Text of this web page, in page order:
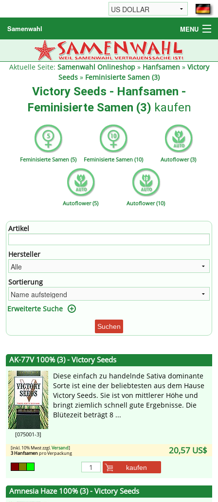
Samenwahl MENU
Hanfsamen
Weitere Produkte
Reseller
Aktuelle Seite: Samenwahl Onlineshop» Hanfsamen » Victory
Seeds » Feminisierte Samen (3)
Victory Seeds - Hanfsamen -
Feminisierte Samen (3) kaufen
Feminisierte Samen (5) Feminisierte Samen (10) Autoflower (3)
Autoflower (5) Autoflower (10)
Artikel
Hersteller
Sortierung
Erweiterte Suche
Suchen
AK-77V 100% (3) - Victory Seeds
[075001-3]
Diese einfach zu handelnde Sativa dominante
Sorte ist eine der beliebtesten aus dem Hause
Victory Seeds. Sie ist von mittlerer Höhe und
bringt ziemlich schnell gute Ergebnisse. Die
Blütezeit beträgt 8 ...
20,57 US$
[inkl. 10% Mwst zzgl.Versand]
3 Hanfsamenpro Verpackung
kaufen
Amnesia Haze 100% (3) - Victory Seeds